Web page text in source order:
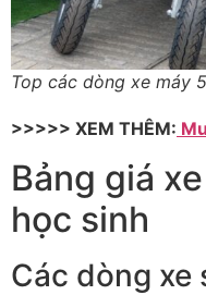
Top các dòng xe máy
>>>>> XEM THÊM:
Bảng giá
học sinh
Các dòng xe